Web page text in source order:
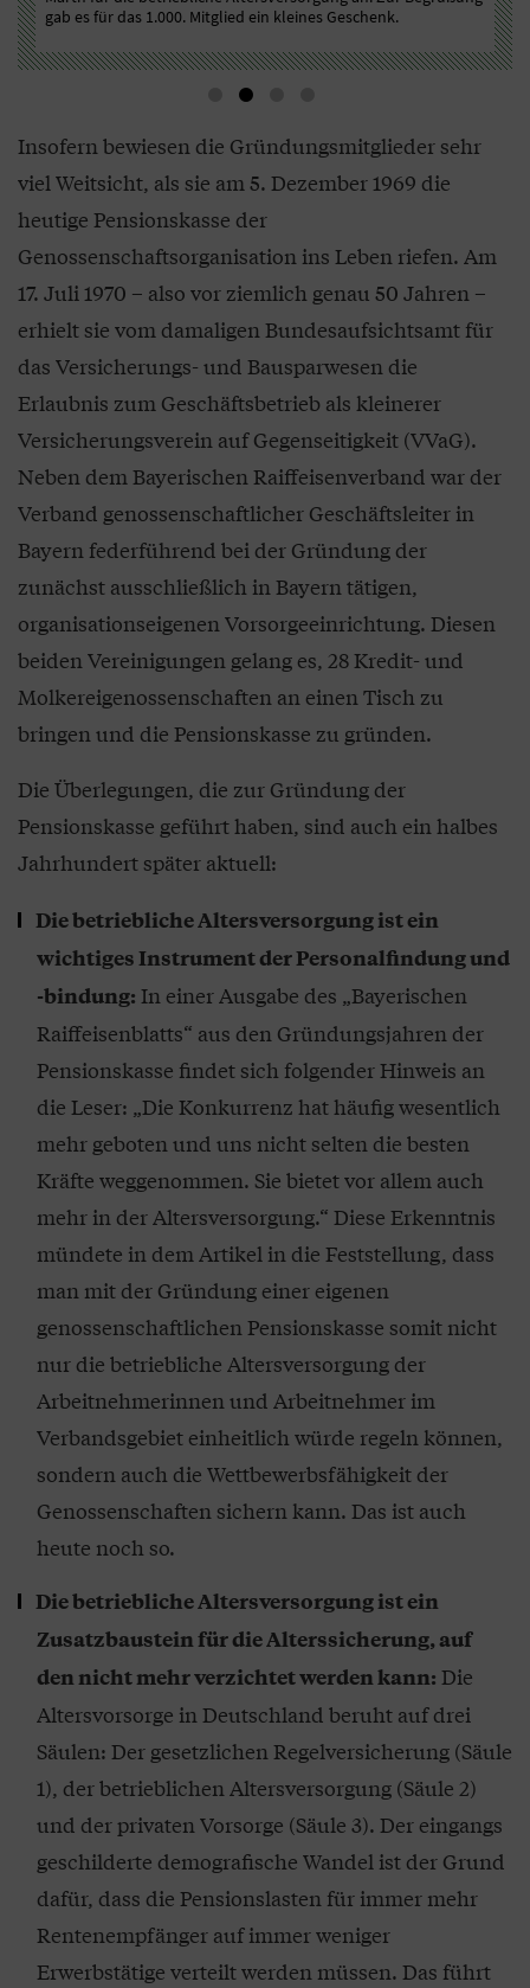
gab es für das 1.000. Mitglied ein kleines Geschenk.
der
Insofern bewiesen die Gründungsmitglieder sehr
viel Weitsicht, als sie am 5. Dezember 1969 die
heutige Pensionskasse der
Genossenschaftsorganisation ins Leben riefen. Am
17. Juli 1970 – also vor ziemlich genau 50 Jahren –
erhielt sie vom damaligen Bundesaufsichtsamt für
das Versicherungs- und Bausparwesen die
Erlaubnis zum Geschäftsbetrieb als kleinerer
Versicherungsverein auf Gegenseitigkeit (VVaG).
Neben dem Bayerischen Raiffeisenverband war der
Verband genossenschaftlicher Geschäftsleiter in
Bayern federführend bei der Gründung der
zunächst ausschließlich in Bayern tätigen,
organisationseigenen Vorsorgeeinrichtung. Diesen
beiden Vereinigungen gelang es, 28 Kredit- und
Molkereigenossenschaften an einen Tisch zu
bringen und die Pensionskasse zu gründen.
Die Überlegungen, die zur Gründung der
Pensionskasse geführt haben, sind auch ein halbes
Jahrhundert später aktuell:
Die betriebliche Altersversorgung ist ein
wichtiges Instrument der Personalfindung und
-bindung: In einer Ausgabe des „Bayerischen
Raiffeisenblatts“ aus den Gründungsjahren der
Pensionskasse findet sich folgender Hinweis an
die Leser: „Die Konkurrenz hat häufig wesentlich
mehr geboten und uns nicht selten die besten
Kräfte weggenommen. Sie bietet vor allem auch
mehr in der Altersversorgung.“ Diese Erkenntnis
mündete in dem Artikel in die Feststellung, dass
man mit der Gründung einer eigenen
genossenschaftlichen Pensionskasse somit nicht
nur die betriebliche Altersversorgung der
Arbeitnehmerinnen und Arbeitnehmer im
Verbandsgebiet einheitlich würde regeln können,
sondern auch die Wettbewerbsfähigkeit der
Genossenschaften sichern kann. Das ist auch
heute noch so.
Die betriebliche Altersversorgung ist ein
Zusatzbaustein für die Alterssicherung, auf
den nicht mehr verzichtet werden kann: Die
Altersvorsorge in Deutschland beruht auf drei
Säulen: Der gesetzlichen Regelversicherung (Säule
1), der betrieblichen Altersversorgung (Säule 2)
und der privaten Vorsorge (Säule 3). Der eingangs
geschilderte demografische Wandel ist der Grund
dafür, dass die Pensionslasten für immer mehr
Rentenempfänger auf immer weniger
Erwerbstätige verteilt werden müssen. Das führt